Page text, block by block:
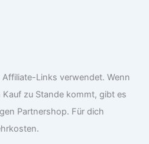
Links verwendet. Wenn
zu Stande kommt, gibt es
Partnershop. Für dich